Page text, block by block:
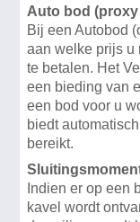
Auto bod
Bij een Autobod
aan welke prijs u
te betalen. Het
een bieding van
een bod voor u
biedt
bereikt.
Indien er op een
kavel wordt